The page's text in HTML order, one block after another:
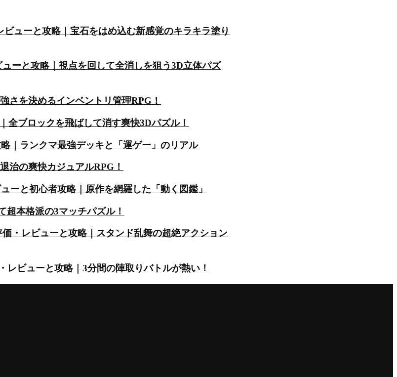
ューと攻略｜宝石をはめ込む新感覚のキラキラ塗り
ーと攻略｜視点を回して全消しを狙う3D立体パズ
さを決めるインベントリ管理RPG！
ブロックを飛ばして消す爽快3Dパズル！
｜ランクマ最強デッキと「運ゲー」のリアル
治の爽快カジュアルRPG！
ーと初心者攻略｜原作を網羅した「動く図鑑」
本格派の3マッチパズル！
・レビューと攻略｜スタンド乱舞の超絶アクション
ビューと攻略｜3分間の陣取りバトルが熱い！